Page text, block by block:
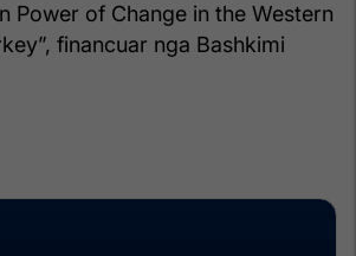
Power of Change in the Western
financuar nga Bashkimi